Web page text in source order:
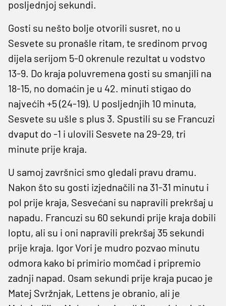
posljednjoj sekundi.
Gosti su nešto bolje otvorili susret, no u
Sesvete su pronašle ritam, te sredinom prvog
dijela serijom 5-0 okrenule rezultat u vodstvo
13-9. Do kraja poluvremena gosti su smanjili na
18-15, no domaćin je u 42. minuti stigao do
najvećih +5 (24-19). U posljednjih 10 minuta,
Sesvete su ušle s plus 3. Spustili su se Francuzi
dvaput do -1 i ulovili Sesvete na 29-29, tri
minute prije kraja.
U samoj završnici smo gledali pravu dramu.
Nakon što su gosti izjednačili na 31-31 minutu i
pol prije kraja, Sesvećani su napravili prekršaj u
napadu. Francuzi su 60 sekundi prije kraja dobili
loptu, ali su i oni napravili prekršaj 35 sekundi
prije kraja. Igor Vori je mudro pozvao minutu
odmora kako bi primirio momčad i pripremio
zadnji napad. Osam sekundi prije kraja pucao je
Matej Svržnjak, Lettens je obranio, ali je